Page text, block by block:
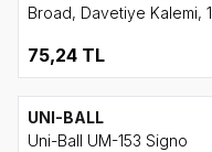
Broad, Davetiye Kalemi, 1
75,24 TL
UNI-BALL
Uni-Ball UM-153 Signo